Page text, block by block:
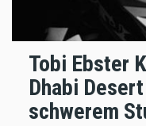
Tobi Ebster
Dhabi
schwerem